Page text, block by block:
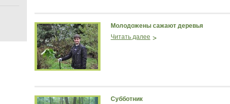
Молодожены сажают деревья
Читать далее
Субботник